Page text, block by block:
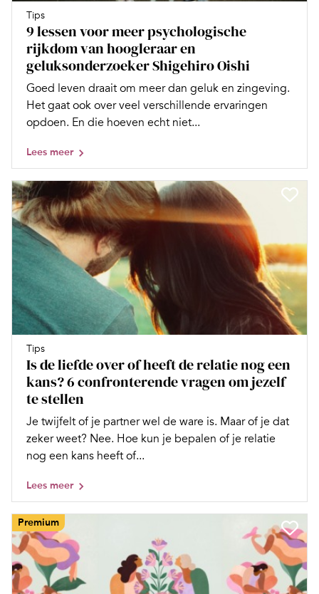
Tips
9 lessen voor meer psychologische
rijkdom van hoogleraar en
geluksonderzoeker Shigehiro Oishi
Goed leven draait om meer dan geluk en zingeving.
Het gaat ook over veel verschillende ervaringen
opdoen. En die hoeven echt niet...
Lees meer
Tips
Is de liefde over of heeft de relatie nog een
kans? 6 confronterende vragen om jezelf
te stellen
Je twijfelt of je partner wel de ware is. Maar of je dat
zeker weet? Nee. Hoe kun je bepalen of je relatie
nog een kans heeft of...
Lees meer
Premium